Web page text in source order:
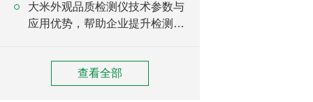
大米外观品质检测仪技术参数与
应用优势，帮助企业提升检测效
查看全部